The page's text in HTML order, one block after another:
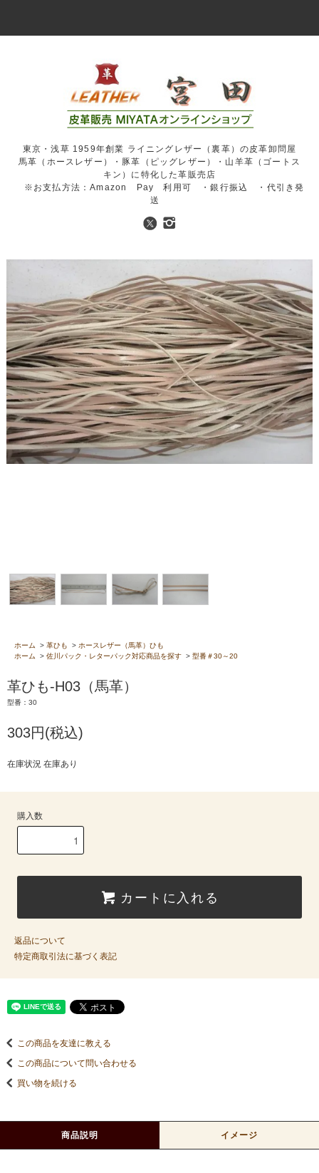
東京・浅草 1959年創業 ライニングレザー（裏革）の皮革卸問屋
馬革（ホースレザー）・豚革（ピッグレザー）・山羊革（ゴートス
キン）に特化した革販売店
※お支払方法：Amazon Pay 利用可 ・銀行振込 ・代引き発
送
ホーム > 革ひも > ホースレザー（馬革）ひも
ホーム
> 佐川パック・レターパック対応商品を探す > 型番＃30～20
革ひも-H03（馬革）
型番：30
303円(税込)
在庫状況 在庫あり
購入数
カートに入れる
返品について
特定商取引法に基づく表記
この商品を友達に教える
この商品について問い合わせる
買い物を続ける
商品説明 イメージ